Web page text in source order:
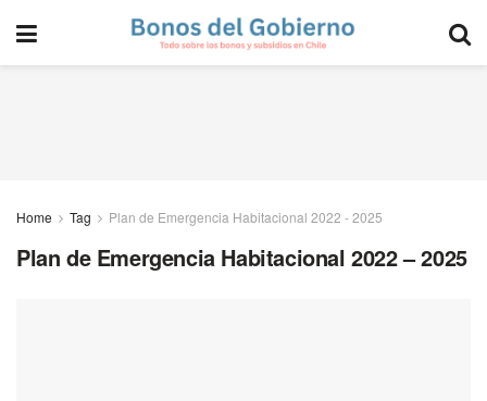
Home Tag Plan de Emergencia Habitacional 2022 - 2025
Plan de Emergencia Habitacional 2022 – 2025